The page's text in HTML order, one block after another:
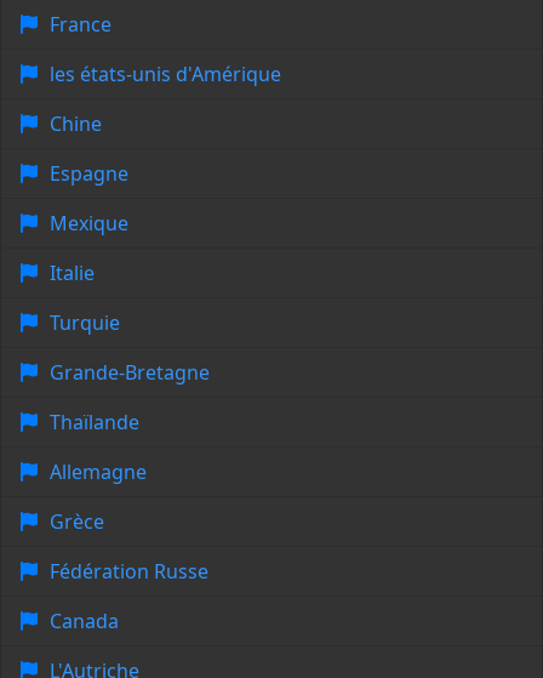
France
les états-unis d'Amérique
Chine
Espagne
Mexique
Italie
Turquie
Grande-Bretagne
Thaïlande
Allemagne
Grèce
Fédération Russe
Canada
L'Autriche